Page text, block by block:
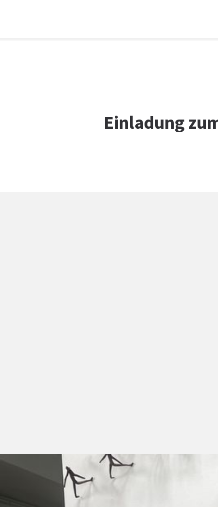
Einladung